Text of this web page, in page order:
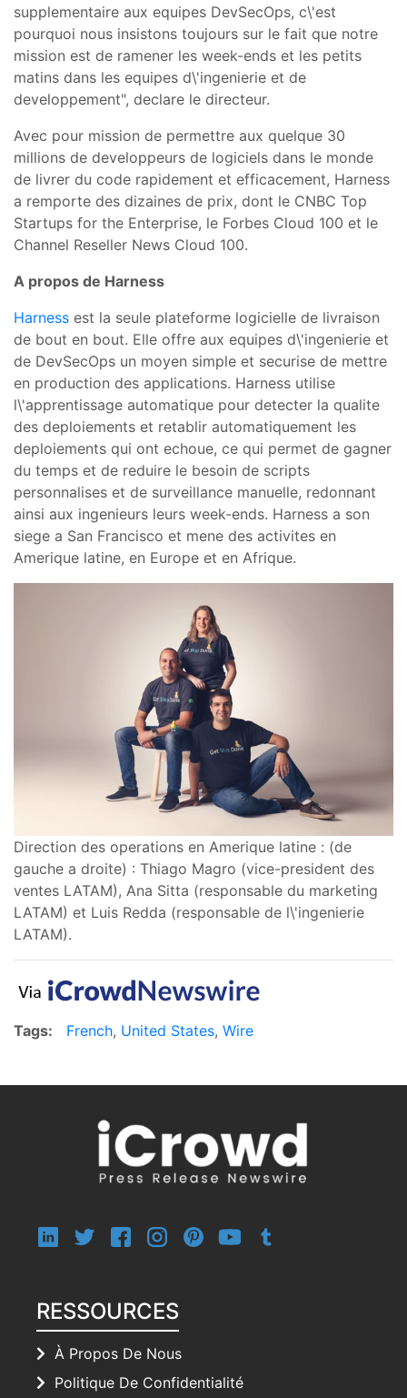
supplementaire aux equipes DevSecOps, c\'est
pourquoi nous insistons toujours sur le fait que notre
mission est de ramener les week-ends et les petits
matins dans les equipes d\'ingenierie et de
developpement", declare le directeur.
Avec pour mission de permettre aux quelque 30
millions de developpeurs de logiciels dans le monde
de livrer du code rapidement et efficacement, Harness
a remporte des dizaines de prix, dont le CNBC Top
Startups for the Enterprise, le Forbes Cloud 100 et le
Channel Reseller News Cloud 100.
A propos de Harness
Harness est la seule plateforme logicielle de livraison
de bout en bout. Elle offre aux equipes d\'ingenierie et
de DevSecOps un moyen simple et securise de mettre
en production des applications. Harness utilise
l\'apprentissage automatique pour detecter la qualite
des deploiements et retablir automatiquement les
deploiements qui ont echoue, ce qui permet de gagner
du temps et de reduire le besoin de scripts
personnalises et de surveillance manuelle, redonnant
ainsi aux ingenieurs leurs week-ends. Harness a son
siege a San Francisco et mene des activites en
Amerique latine, en Europe et en Afrique.
Direction des operations en Amerique latine : (de
gauche a droite) : Thiago Magro (vice-president des
ventes LATAM), Ana Sitta (responsable du marketing
LATAM) et Luis Redda (responsable de l\'ingenierie
LATAM).
Tags: French, United States, Wire
RESSOURCES
À Propos De Nous
Politique De Confidentialité